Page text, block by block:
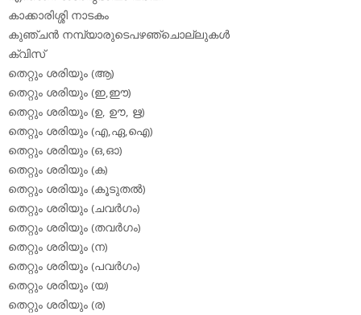
കാക്കാരിശ്ശി നാടകം
കുഞ്ചന്‍ നമ്പ്യാരുടെപഴഞ്ചൊല്ലുകള്‍
ക്വിസ്
തെറ്റും ശരിയും (ആ)
തെറ്റും ശരിയും (ഇ,ഈ)
തെറ്റും ശരിയും (ഉ, ഊ, ഋ)
തെറ്റും ശരിയും (എ,ഏ,ഐ)
തെറ്റും ശരിയും (ഒ,ഓ)
തെറ്റും ശരിയും (ക)
തെറ്റും ശരിയും (കൂടുതല്‍)
തെറ്റും ശരിയും (ചവര്‍ഗം)
തെറ്റും ശരിയും (തവര്‍ഗം)
തെറ്റും ശരിയും (ന)
തെറ്റും ശരിയും (പവര്‍ഗം)
തെറ്റും ശരിയും (യ)
തെറ്റും ശരിയും (ര)